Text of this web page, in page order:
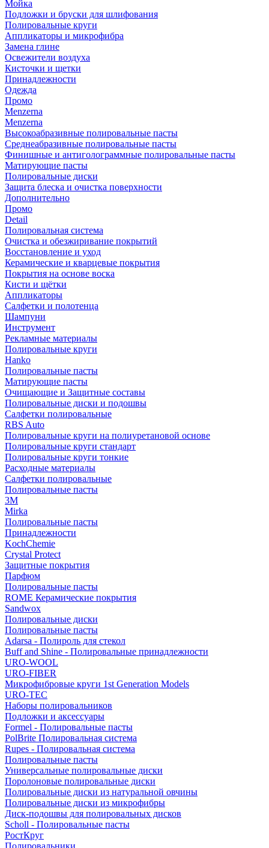
Мойка
Подложки и бруски для шлифования
Полировальные круги
Аппликаторы и микрофибра
Замена глине
Освежители воздуха
Кисточки и щетки
Принадлежности
Одежда
Промо
Menzerna
Menzerna
Высокоабразивные полировальные пасты
Среднеабразивные полировальные пасты
Финишные и антиголограммные полировальные пасты
Матирующие пасты
Полировальные диски
Защита блеска и очистка поверхности
Дополнительно
Промо
Detail
Полировальная система
Очистка и обезжиривание покрытий
Восстановление и уход
Керамические и кварцевые покрытия
Покрытия на основе воска
Кисти и щётки
Аппликаторы
Салфетки и полотенца
Шампуни
Инструмент
Рекламные материалы
Полировальные круги
Hanko
Полировальные пасты
Матирующие пасты
Очищающие и Защитные составы
Полировальные диски и подошвы
Салфетки полировальные
RBS Auto
Полировальные круги на полиуретановой основе
Полировальные круги стандарт
Полировальные круги тонкие
Расходные материалы
Салфетки полировальные
Полировальные пасты
3М
Mirka
Полировальные пасты
Принадлежности
KochChemie
Crystal Protect
Защитные покрытия
Парфюм
Полировальные пасты
ROME Керамические покрытия
Sandwox
Полировальные диски
Полировальные пасты
Adarsa - Полироль для стекол
Buff and Shine - Полировальные принадлежности
URO-WOOL
URO-FIBER
Микрофибровые круги 1st Generation Models
URO-TEC
Наборы полировальников
Подложки и аксессуары
Formel - Полировальные пасты
PolBrite Полировальная система
Rupes - Полировальная система
Полировальные пасты
Универсальные полировальные диски
Поролоновые полировальные диски
Полировальные диски из натуральной овчины
Полировальные диски из микрофибры
Диск-подошвы для полировальных дисков
Scholl - Полировальные пасты
РостКруг
Полировальники